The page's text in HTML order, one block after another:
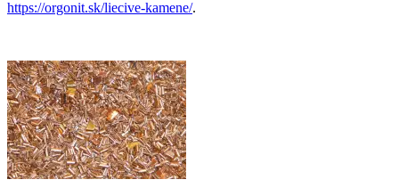
https://orgonit.sk/liecive-kamene/.